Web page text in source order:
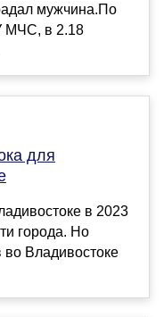
мужчина.По
МЧС, в 2.18
для
в 2023
города. Но
Владивостоке